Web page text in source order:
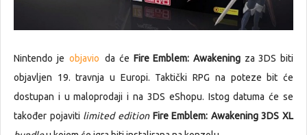
Nintendo je objavio da će Fire Emblem: Awakeningza 3DS biti
objavljen 19. travnja u Europi. Taktički RPG na poteze bit će
dostupan i u maloprodaji i na 3DS eShopu. Istog datuma će se
također pojaviti limited edition Fire Emblem: Awakening 3DS XL